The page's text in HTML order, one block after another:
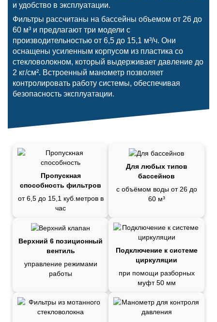
и удобство в эксплуатации.
Фильтры рассчитаны на бассейны объемом от 26 до
60 м³ и предлагают три модели с
производительностью от 6,5 до 15,1 м³/ч. Они
оснащены усиленным корпусом из пластика со
стекловолокном, который выдерживает давление до
2 кг/см². Встроенный манометр позволяет
контролировать работу системы, обеспечивая
безопасность эксплуатации.
Пропускная
способность фильтров
от 6,5 до 15,1 куб.метров в
час
Для любых типов
бассейнов
с объёмом воды от 26 до
60 м³
Верхний 6 позиционный
вентиль
управление режимами
работы
Подключение к системе
циркуляции
при помощи разборных
муфт 50 мм